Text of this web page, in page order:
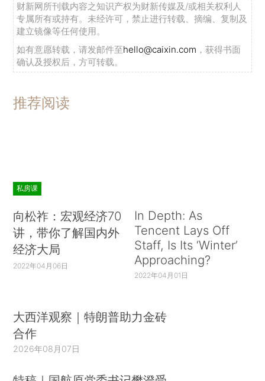
财新网所刊载内容之知识产权为财新传媒及/或相关权利人
专属所有或持有。未经许可，禁止进行转载、摘编、复制及
建立镜像等任何使用。
如有意愿转载，请发邮件至hello@caixin.com ，获得书面
确认及授权后，方可转载。
推荐阅读
私房课
向松祚：宏观经济70
讲，带你了解国内外
经济大局
2022年04月06日
In Depth: As
Tencent Lays Off
Staff, Is Its ‘Winter’
Approaching?
2022年04月01日
大西洋观察｜特朗普助力金砖
合作
2026年08月07日